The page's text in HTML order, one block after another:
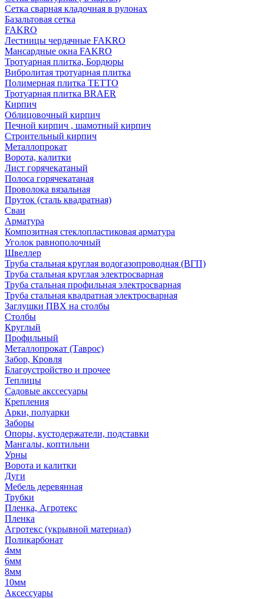
Сетка сварная кладочная в рулонах
Базальтовая сетка
FAKRO
Лестницы чердачные FAKRO
Мансардные окна FAKRO
Тротуарная плитка, Бордюры
Вибролитая тротуарная плитка
Полимерная плитка TETTO
Тротуарная плитка BRAER
Кирпич
Облицовочный кирпич
Печной кирпич , шамотный кирпич
Строительный кирпич
Металлопрокат
Ворота, калитки
Лист горячекатаный
Полоса горячекатаная
Проволока вязальная
Пруток (сталь квадратная)
Сваи
Арматура
Композитная стеклопластиковая арматура
Уголок равнополочный
Швеллер
Труба стальная круглая водогазопроводная (ВГП)
Труба стальная круглая электросварная
Труба стальная профильная электросварная
Труба стальная квадратная электросварная
Заглушки ПВХ на столбы
Столбы
Круглый
Профильный
Металлопрокат (Таврос)
Забор, Кровля
Благоустройство и прочее
Теплицы
Садовые акссесуары
Крепления
Арки, полуарки
Заборы
Опоры, кустодержатели, подставки
Мангалы, коптильни
Урны
Ворота и калитки
Дуги
Мебель деревянная
Трубки
Пленка, Агротекс
Пленка
Агротекс (укрывной материал)
Поликарбонат
4мм
6мм
8мм
10мм
Аксессуары